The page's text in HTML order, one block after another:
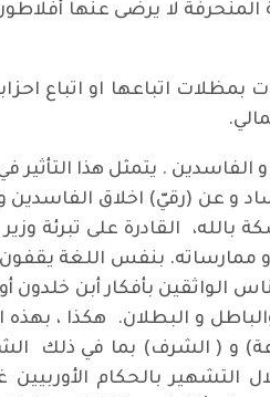
لا يرضى عنها
اتباعها او اتباع
الفاسدين . يتمثل هذا التأثير
و عن (رقيّ) اخلاق
بالله، القادرة على تبرئة
ممارساته. بنفس اللغة
بأفكار أبن خلدون أو
و البطلان. هكذا ، بهذه
و ( الشرف) بما في ذلك
بالحكام الأوربيين